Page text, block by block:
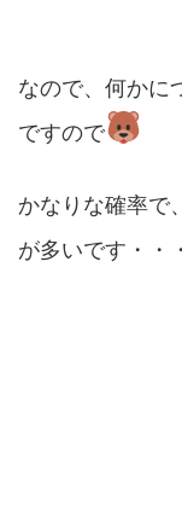
なので、何かに
ですので
かなりな確率で
が多いです・・・